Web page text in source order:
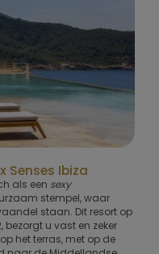
Senses Ibiza
als een sexy
stempel, waar
staan. Dit resort op
bezorgt u vast en zeker
het terras, met op de